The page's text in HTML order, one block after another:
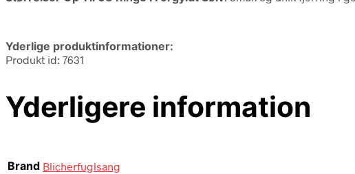
Yderlige produktinformationer:
Produkt id: 7631
Yderligere information
Brand Blicherfuglsang